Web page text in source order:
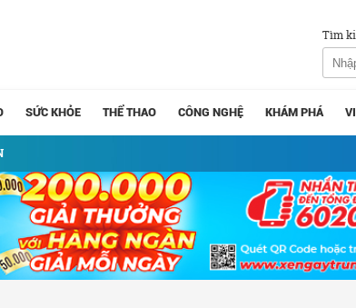
Tìm
SỨC KHỎE THỂ THAO CÔNG NGHỆ KHÁM PHÁ